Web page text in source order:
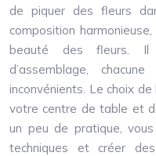
de piquer des fleurs
composition
beauté des fleurs. Il
d’assemblage,
inconvénients. Le choix
votre centre de table et
un peu de pratique,
techniques et créer